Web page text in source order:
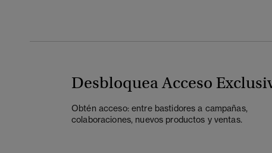
Desbloquea Acceso
Obtén acceso: entre bastidores a campañas,
colaboraciones, nuevos productos y ventas.